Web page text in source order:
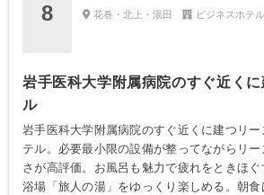
8 花巻・北上・湯田 ビジネスホテ
岩手医科大学附属病院のすぐ近く
ル
岩手医科大学附属病院のすぐ近くに建つリ
テル。必要最小限の設備が整ってながらリ
さが高評価。お風呂も魅力で疲れをときほ
浴場「旅人の湯」をゆっくり楽しめる。朝